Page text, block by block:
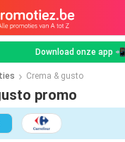
Download onze app 📲
Crema & gusto
promo